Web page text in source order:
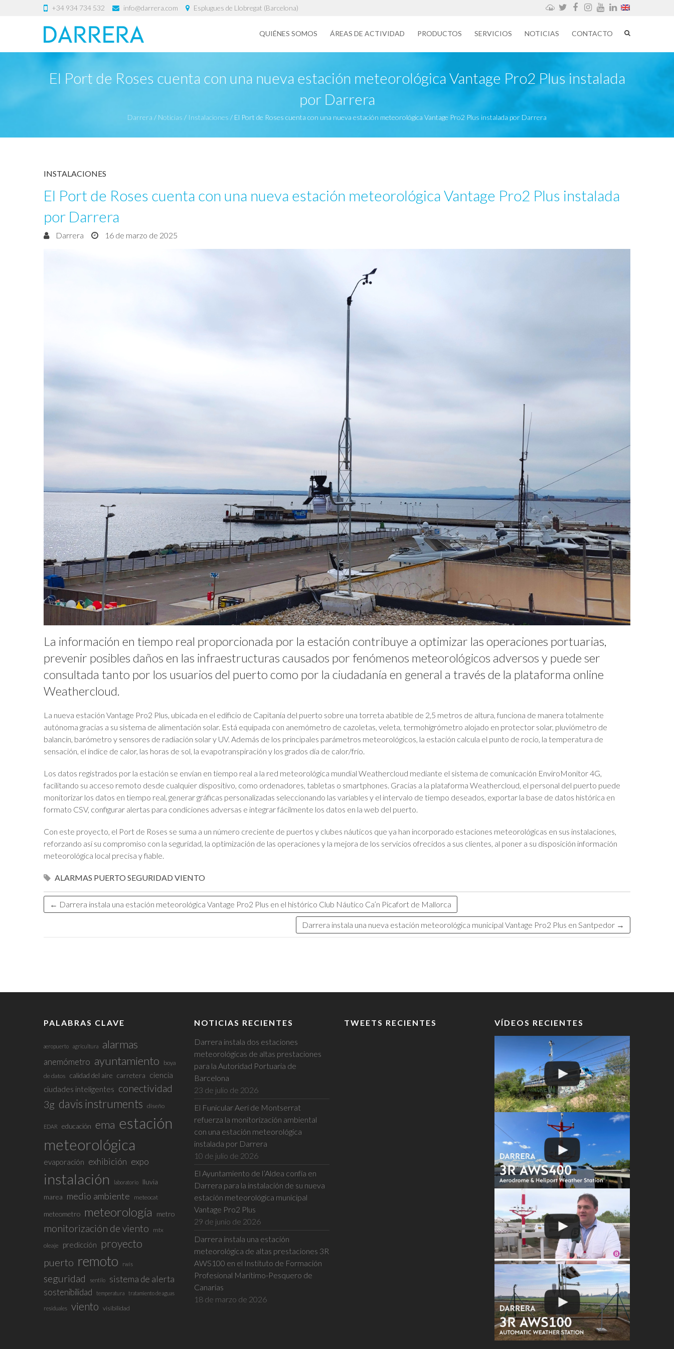
+34 934 734 532 info@darrera.com Esplugues de Llobregat (Barcelona) Weathercloud
Twitter
Facebook
Instagram
YouTube
LinkedIn
QUIÉNES SOMOS ÁREAS DE ACTIVIDAD PRODUCTOS SERVICIOS NOTICIAS CONTACTO
El Port de Roses cuenta con una nueva estación meteorológica Vantage Pro2 Plus instalada
por Darrera
Darrera / Noticias / Instalaciones / El Port de Roses cuenta con una nueva estación meteorológica Vantage Pro2 Plus instalada por Darrera
INSTALACIONES
El Port de Roses cuenta con una nueva estación meteorológica Vantage Pro2 Plus instalada
por Darrera
Darrera 16 de marzo de 2025
La información en tiempo real proporcionada por la estación contribuye a optimizar las operaciones portuarias,
prevenir posibles daños en las infraestructuras causados por fenómenos meteorológicos adversos y puede ser
consultada tanto por los usuarios del puerto como por la ciudadanía en general a través de la plataforma online
Weathercloud.
La nueva estación Vantage Pro2 Plus, ubicada en el edificio de Capitanía del puerto sobre una torreta abatible de 2,5 metros de altura, funciona de manera totalmente
autónoma gracias a su sistema de alimentación solar. Está equipada con anemómetro de cazoletas, veleta, termohigrómetro alojado en protector solar, pluviómetro de
balancín, barómetro y sensores de radiación solar y UV. Además de los principales parámetros meteorológicos, la estación calcula el punto de rocío, la temperatura de
sensación, el índice de calor, las horas de sol, la evapotranspiración y los grados día de calor/frío.
Los datos registrados por la estación se envían en tiempo real a la red meteorológica mundial Weathercloud mediante el sistema de comunicación EnviroMonitor 4G,
facilitando su acceso remoto desde cualquier dispositivo, como ordenadores, tabletas o smartphones. Gracias a la plataforma Weathercloud, el personal del puerto puede
monitorizar los datos en tiempo real, generar gráficas personalizadas seleccionando las variables y el intervalo de tiempo deseados, exportar la base de datos histórica en
formato CSV, configurar alertas para condiciones adversas e integrar fácilmente los datos en la web del puerto.
Con este proyecto, el Port de Roses se suma a un número creciente de puertos y clubes náuticos que ya han incorporado estaciones meteorológicas en sus instalaciones,
reforzando así su compromiso con la seguridad, la optimización de las operaciones y la mejora de los servicios ofrecidos a sus clientes, al poner a su disposición información
meteorológica local precisa y fiable.
ALARMAS PUERTO SEGURIDAD VIENTO
← Darrera instala una estación meteorológica Vantage Pro2 Plus en el histórico Club Náutico Ca’n Picafort de Mallorca
Darrera instala una nueva estación meteorológica municipal Vantage Pro2 Plus en Santpedor →
PALABRAS CLAVE
aeropuerto agricultura alarmas
anemómetro ayuntamiento
boya
de datos calidad del aire carretera ciencia
ciudades inteligentes conectividad
3g davis instruments diseño
EDAR educación ema estación
meteorológica
evaporación exhibición expo
instalación laboratorio
lluvia
marea medio ambiente meteocat
meteometro meteorología metro
monitorización de viento mtx
oleaje predicción proyecto
puerto remoto rwis
seguridad sentilo
sistema de alerta
sostenibilidad
temperatura tratamiento de aguas
residuales viento visibilidad
NOTICIAS RECIENTES
Darrera instala dos estaciones
meteorológicas de altas prestaciones
para la Autoridad Portuaria de
Barcelona
23 de julio de 2026
El Funicular Aeri de Montserrat
refuerza la monitorización ambiental
con una estación meteorológica
instalada por Darrera
10 de julio de 2026
El Ayuntamiento de l’Aldea confía en
Darrera para la instalación de su nueva
estación meteorológica municipal
Vantage Pro2 Plus
29 de junio de 2026
Darrera instala una estación
meteorológica de altas prestaciones 3R
AWS100 en el Instituto de Formación
Profesional Marítimo-Pesquero de
Canarias
18 de marzo de 2026
TWEETS RECIENTES VÍDEOS RECIENTES